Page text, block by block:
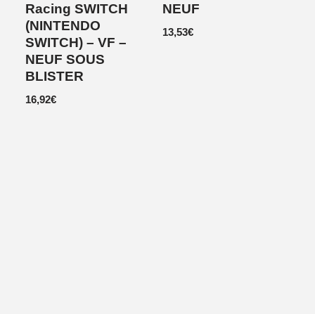
Racing SWITCH
(NINTENDO
SWITCH) – VF –
NEUF SOUS
BLISTER
16,92€
NEUF
13,53€